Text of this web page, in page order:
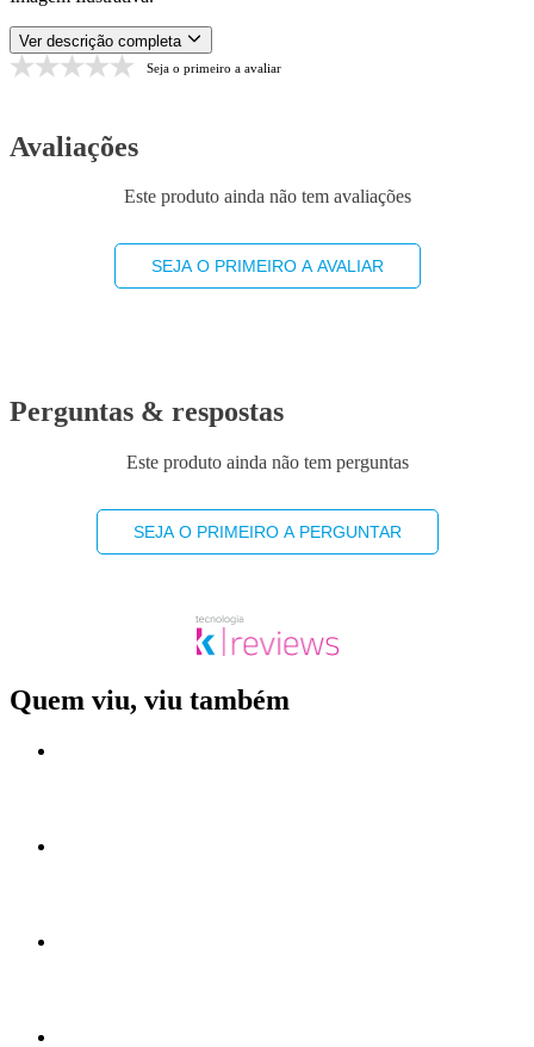
Ver descrição completa
Seja o primeiro a avaliar
Avaliações
Este produto ainda não tem avaliações
SEJA O PRIMEIRO A AVALIAR
Perguntas & respostas
Este produto ainda não tem perguntas
SEJA O PRIMEIRO A PERGUNTAR
Quem viu, viu também